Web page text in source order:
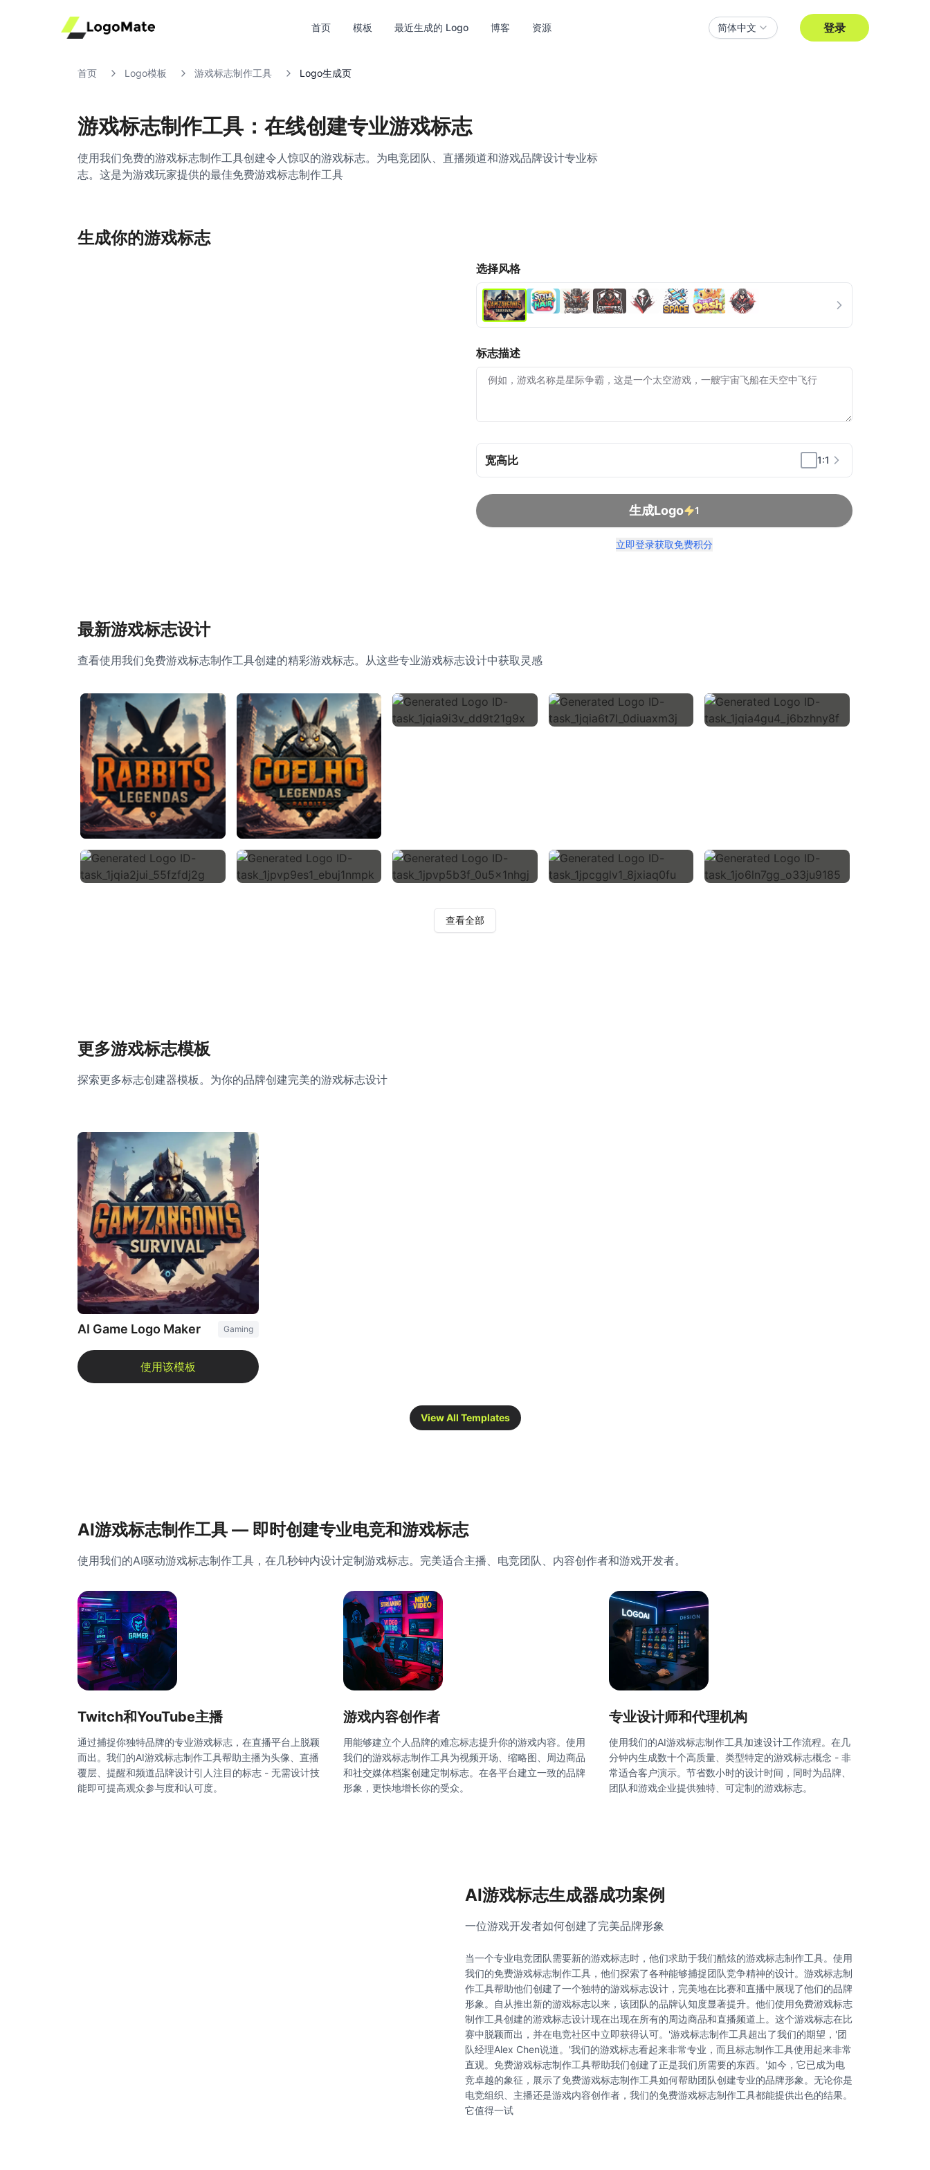
首页 模板 最近生成的 Logo 博客 资源 简体中文 登录
首页 Logo模板 游戏标志制作工具 Logo生成页
游戏标志制作工具：在线创建专业游戏标志
使用我们免费的游戏标志制作工具创建令人惊叹的游戏标志。为电竞团队、直播频道和游戏品牌设计专业标
志。这是为游戏玩家提供的最佳免费游戏标志制作工具
生成你的游戏标志
选择风格
标志描述
宽高比 1:1
生成Logo 1
立即登录获取免费积分
最新游戏标志设计
查看使用我们免费游戏标志制作工具创建的精彩游戏标志。从这些专业游戏标志设计中获取灵感
查看全部
更多游戏标志模板
探索更多标志创建器模板。为你的品牌创建完美的游戏标志设计
AI Game Logo Maker Gaming
View All Templates
AI游戏标志制作工具 — 即时创建专业电竞和游戏标志
使用我们的AI驱动游戏标志制作工具，在几秒钟内设计定制游戏标志。完美适合主播、电竞团队、内容创作者和游戏开发者。
Twitch和YouTube主播
通过捕捉你独特品牌的专业游戏标志，在直播平台上脱颖
而出。我们的AI游戏标志制作工具帮助主播为头像、直播
覆层、提醒和频道品牌设计引人注目的标志 - 无需设计技
能即可提高观众参与度和认可度。
游戏内容创作者
用能够建立个人品牌的难忘标志提升你的游戏内容。使用
我们的游戏标志制作工具为视频开场、缩略图、周边商品
和社交媒体档案创建定制标志。在各平台建立一致的品牌
形象，更快地增长你的受众。
专业设计师和代理机构
使用我们的AI游戏标志制作工具加速设计工作流程。在几
分钟内生成数十个高质量、类型特定的游戏标志概念 - 非
常适合客户演示。节省数小时的设计时间，同时为品牌、
团队和游戏企业提供独特、可定制的游戏标志。
AI游戏标志生成器成功案例
一位游戏开发者如何创建了完美品牌形象
当一个专业电竞团队需要新的游戏标志时，他们求助于我们酷炫的游戏标志制作工具。使用
我们的免费游戏标志制作工具，他们探索了各种能够捕捉团队竞争精神的设计。游戏标志制
作工具帮助他们创建了一个独特的游戏标志设计，完美地在比赛和直播中展现了他们的品牌
形象。自从推出新的游戏标志以来，该团队的品牌认知度显著提升。他们使用免费游戏标志
制作工具创建的游戏标志设计现在出现在所有的周边商品和直播频道上。这个游戏标志在比
赛中脱颖而出，并在电竞社区中立即获得认可。'游戏标志制作工具超出了我们的期望，'团
队经理Alex Chen说道。'我们的游戏标志看起来非常专业，而且标志制作工具使用起来非常
直观。免费游戏标志制作工具帮助我们创建了正是我们所需要的东西。'如今，它已成为电
竞卓越的象征，展示了免费游戏标志制作工具如何帮助团队创建专业的品牌形象。无论你是
电竞组织、主播还是游戏内容创作者，我们的免费游戏标志制作工具都能提供出色的结果。
它值得一试